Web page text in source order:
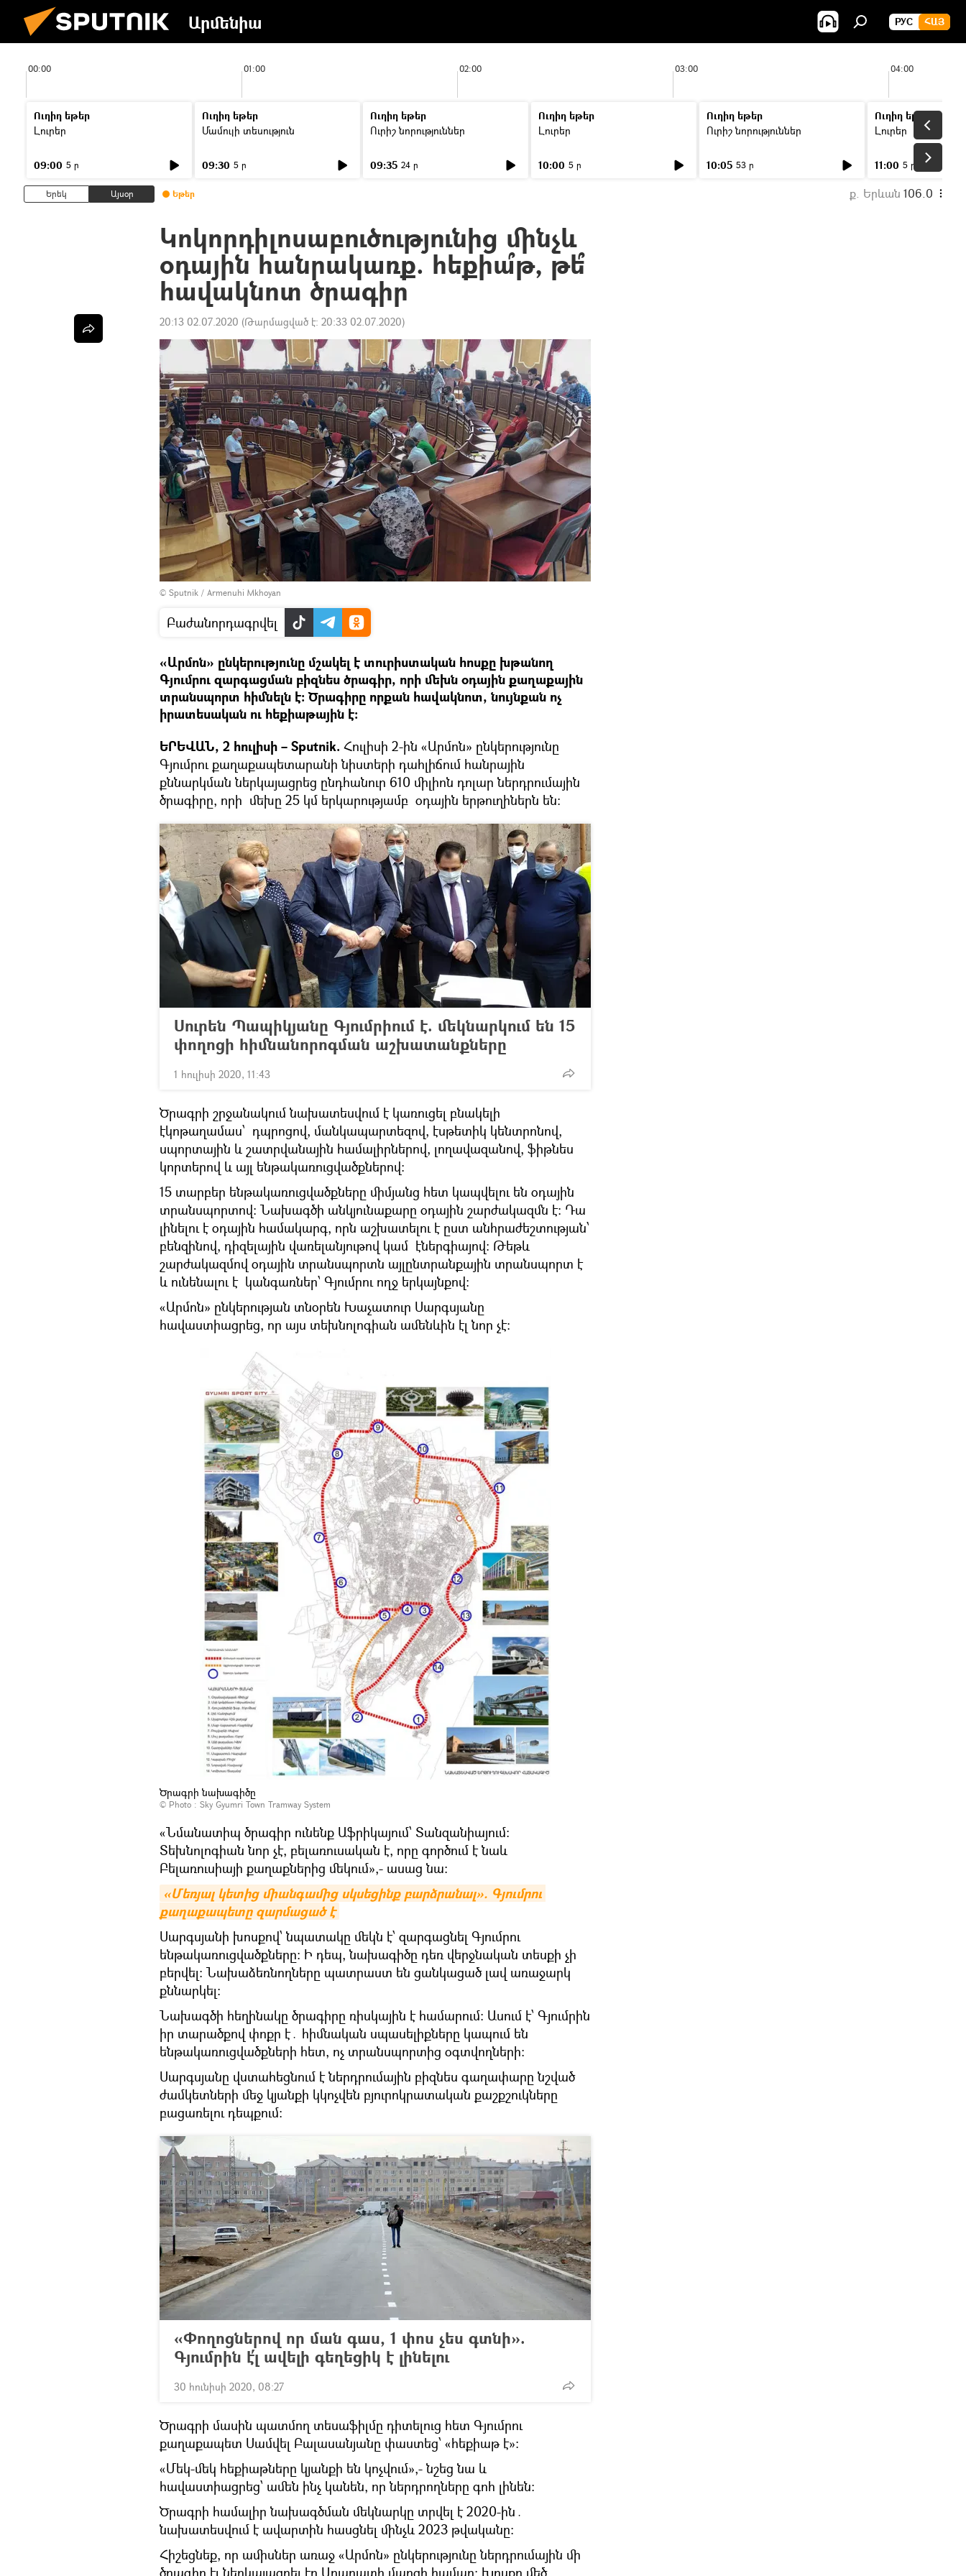
Արմենիա РУС ՀԱՅ
00:00 01:00 02:00 03:00 04:00
Ուղիղ եթեր
Լուրեր
09:00 5 ր
Ուղիղ եթեր
Մամուլի տեսություն
09:30 5 ր
Ուղիղ եթեր
Ուրիշ նորություններ
09:35 24 ր
Ուղիղ եթեր
Լուրեր
10:00 5 ր
Ուղիղ եթեր
Ուրիշ նորություններ
10:05 53 ր
Ուղիղ եթեր
Լուրեր
11:00 5 ր
Երեկ Այսօր Եթեր ք. Երևան 106.0
Կոկորդիլոսաբուծությունից մինչև
օդային հանրակառք. հեքիա՞թ, թե՞
հավակնոտ ծրագիր
20:13 02.07.2020 (Թարմացված է: 20:33 02.07.2020)
© Sputnik / Armenuhi Mkhoyan
Բաժանորդագրվել
«Արմոն» ընկերությունը մշակել է տուրիստական հոսքը խթանող
Գյումրու զարգացման բիզնես ծրագիր, որի մեխն օդային քաղաքային
տրանսպորտ հիմնելն է: Ծրագիրը որքան հավակնոտ, նույնքան ոչ
իրատեսական ու հեքիաթային է:
ԵՐԵՎԱՆ, 2 հուլիսի – Sputnik. Հուլիսի 2-ին «Արմոն» ընկերությունը
Գյումրու քաղաքապետարանի նիստերի դահլիճում հանրային
քննարկման ներկայացրեց ընդհանուր 610 միլիոն դոլար ներդրումային
ծրագիրը, որի մեխը 25 կմ երկարությամբ օդային երթուղիներն են:
Սուրեն Պապիկյանը Գյումրիում է. մեկնարկում են 15
փողոցի հիմնանորոգման աշխատանքները
1 հուլիսի 2020, 11:43
Ծրագրի շրջանակում նախատեսվում է կառուցել բնակելի
էկոթաղամաս՝ դպրոցով, մանկապարտեզով, էսթետիկ կենտրոնով,
սպորտային և շատրվանային համալիրներով, լողավազանով, ֆիթնես
կորտերով և այլ ենթակառուցվածքներով:
15 տարբեր ենթակառուցվածքները միմյանց հետ կապվելու են օդային
տրանսպորտով: Նախագծի անկյունաքարը օդային շարժակազմն է: Դա
լինելու է օդային համակարգ, որն աշխատելու է ըստ անհրաժեշտության՝
բենզինով, դիզելային վառելանյութով կամ էներգիայով: Թեթև
շարժակազմով օդային տրանսպորտն այլընտրանքային տրանսպորտ է
և ունենալու է կանգառներ՝ Գյումրու ողջ երկայնքով:
«Արմոն» ընկերության տնօրեն Խաչատուր Սարգսյանը
հավաստիացրեց, որ այս տեխնոլոգիան ամենևին էլ նոր չէ։
Ծրագրի նախագիծը
© Photo : Sky Gyumri Town Tramway System
«Նմանատիպ ծրագիր ունենք Աֆրիկայում՝ Տանզանիայում:
Տեխնոլոգիան նոր չէ, բելառուսական է, որը գործում է նաև
Բելառուսիայի քաղաքներից մեկում»,- ասաց նա։
«Մեռյալ կետից միանգամից սկսեցինք բարձրանալ». Գյումրու
քաղաքապետը զարմացած է
Սարգսյանի խոսքով՝ նպատակը մեկն է՝ զարգացնել Գյումրու
ենթակառուցվածքները: Ի դեպ, նախագիծը դեռ վերջնական տեսքի չի
բերվել։ Նախաձեռնողները պատրաստ են ցանկացած լավ առաջարկ
քննարկել:
Նախագծի հեղինակը ծրագիրը ռիսկային է համարում: Ասում է՝ Գյումրին
իր տարածքով փոքր է․ հիմնական սպասելիքները կապում են
ենթակառուցվածքների հետ, ոչ տրանսպորտից օգտվողների:
Սարգսյանը վստահեցնում է ներդրումային բիզնես գաղափարը նշված
ժամկետների մեջ կյանքի կկոչվեն բյուրոկրատական քաշքշուկները
բացառելու դեպքում:
«Փողոցներով որ ման գաս, 1 փոս չես գտնի».
Գյումրին է՛լ ավելի գեղեցիկ է լինելու
30 հունիսի 2020, 08:27
Ծրագրի մասին պատմող տեսաֆիլմը դիտելուց հետ Գյումրու
քաղաքապետ Սամվել Բալասանյանը փաստեց՝ «հեքիաթ է»:
«Մեկ-մեկ հեքիաթները կյանքի են կոչվում»,- նշեց նա և
հավաստիացրեց՝ ամեն ինչ կանեն, որ ներդրողները գոհ լինեն:
Ծրագրի համալիր նախագծման մեկնարկը տրվել է 2020-ին․
նախատեսվում է ավարտին հասցնել մինչև 2023 թվականը։
Հիշեցնեք, որ ամիսներ առաջ «Արմոն» ընկերությունը ներդրումային մի
ծրագիր էլ ներկայացրել էր Արարատի մարզի համար: Խոսքը մեծ